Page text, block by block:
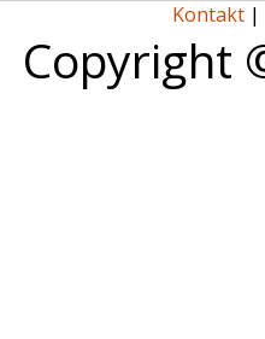
Kontakt |
Copyright